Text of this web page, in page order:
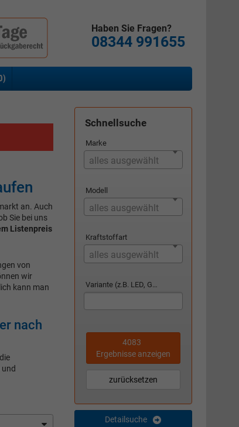
Haben Sie Fragen?
08344 991655
)
an. Auch
Sie bei uns
Listenpreis
von
wir
kann man
nach
Schnellsuche
Marke
alles ausgewählt
Modell
alles ausgewählt
Kraftstoffart
alles ausgewählt
Variante (z.B. LED, GTI, Facelift...)
4083
Ergebnisse anzeigen
zurücksetzen
Detailsuche